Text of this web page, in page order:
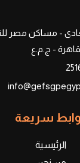
- ج.م.ع
سريعة
الرئيسية